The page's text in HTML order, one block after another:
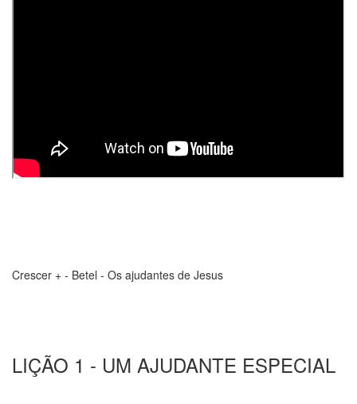
Crescer + - Betel - Os ajudantes de Jesus
LIÇÃO 1 - UM AJUDANTE ESPECIAL